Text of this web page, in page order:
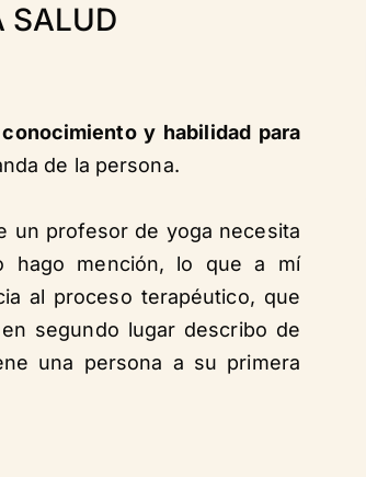
SALUD
conocimiento y habilidad para
de la persona.
un profesor de yoga necesita
hago mención, lo que a mí
al proceso terapéutico, que
segundo lugar describo de
una persona a su primera